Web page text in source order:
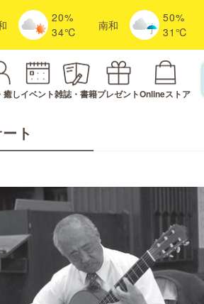
20%
34℃
南和
50%
31℃
癒しイベント雑誌・書籍プレゼントOnlineストア
ト